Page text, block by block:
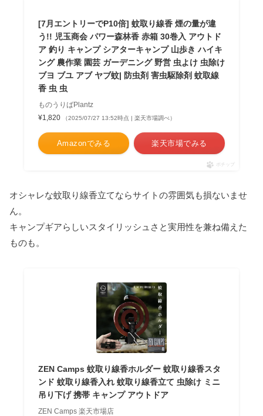
[7月エントリーでP10倍] 蚊取り線香 煙の量が違
う!! 児玉商会 パワー森林香 赤箱 30巻入 アウトド
ア 釣り キャンプ シアターキャンプ 山歩き ハイキ
ング 農作業 園芸 ガーデニング 野営 虫よけ 虫除け
ブヨ ブユ アブ ヤブ蚊| 防虫剤 害虫駆除剤 蚊取線
香 虫 虫
ものうりばPlantz
¥1,820
（2025/07/27 13:52時点 | 楽天市場調べ）
Amazonでみる 楽天市場でみる
ポチップ
オシャレな蚊取り線香立てならサイトの雰囲気も損ないませ
ん。
キャンプギアらしいスタイリッシュさと実用性を兼ね備えた
ものも。
ZEN Camps 蚊取り線香ホルダー 蚊取り線香スタ
ンド 蚊取り線香入れ 蚊取り線香立て 虫除け ミニ
吊り下げ 携帯 キャンプ アウトドア
ZEN Camps 楽天市場店